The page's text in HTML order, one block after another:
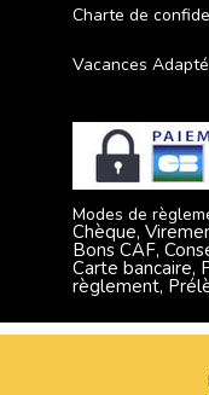
Charte de
Vacances
Modes de
Chèque,
Bons CAF,
Carte bancaire,
règlement,